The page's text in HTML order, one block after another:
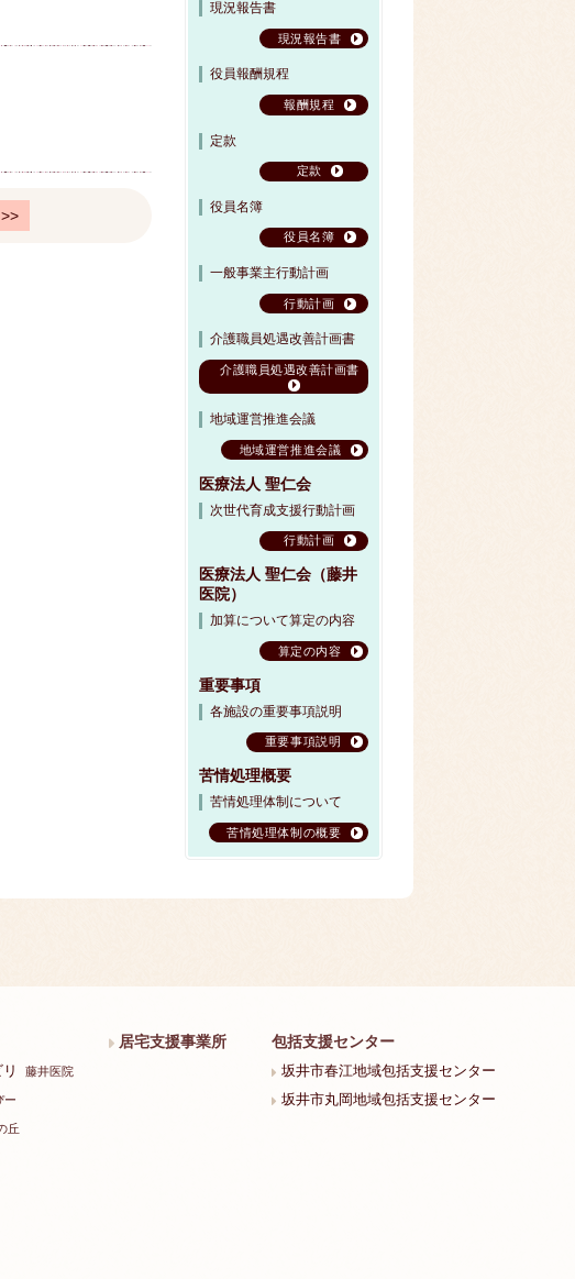
>>
現況報告書
現況報告書
役員報酬規程
報酬規程
定款
定款
役員名簿
役員名簿
一般事業主行動計画
行動計画
介護職員処遇改善計画書
介護職員処遇改善計画書
地域運営推進会議
地域運営推進会議
医療法人 聖仁会
次世代育成支援行動計画
行動計画
医療法人 聖仁会（藤井
医院）
加算について算定の内容
算定の内容
重要事項
各施設の重要事項説明
重要事項説明
苦情処理概要
苦情処理体制について
苦情処理体制の概要
藤井医院
ー
丘
居宅支援事業所
包括支援センター
坂井市春江地域包括支援センター
坂井市丸岡地域包括支援センター